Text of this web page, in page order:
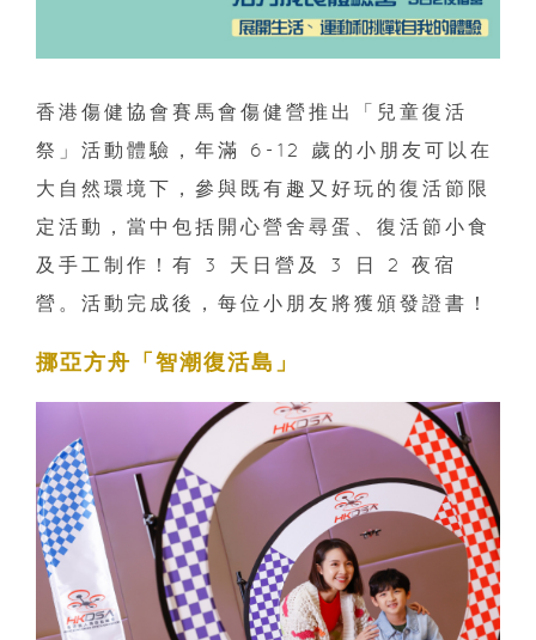
香港傷健協會賽馬會傷健營推出「兒童復活
祭」活動體驗，年滿 6-12 歲的小朋友可以在
大自然環境下，參與既有趣又好玩的復活節限
定活動，當中包括開心營舍尋蛋、復活節小食
及手工制作！有 3 天日營及 3 日 2 夜宿
營。活動完成後，每位小朋友將獲頒發證書！
挪亞方舟「智潮復活島」